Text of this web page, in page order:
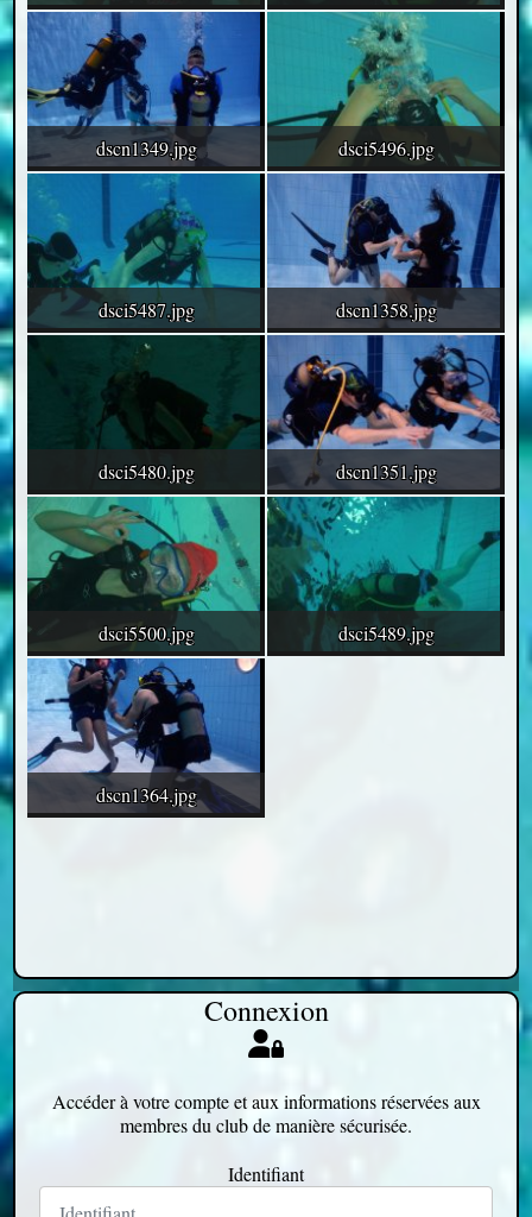
dscn1349.jpg dsci5496.jpg
dsci5487.jpg dscn1358.jpg
dsci5480.jpg dscn1351.jpg
dsci5500.jpg dsci5489.jpg
dscn1364.jpg
Connexion
Accéder à votre compte et aux informations réservées aux
membres du club de manière sécurisée.
Identifiant